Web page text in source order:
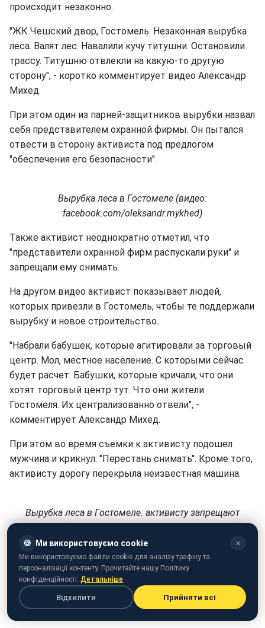
происходит незаконно.
"ЖК Чешский двор, Гостомель. Незаконная вырубка
леса. Валят лес. Навалили кучу титушни. Остановили
трассу. Титушню отвлекли на какую-то другую
сторону", - коротко комментирует видео Александр
Михед.
При этом один из парней-защитников вырубки назвал
себя представителем охранной фирмы. Он пытался
отвести в сторону активиста под предлогом
"обеспечения его безопасности".
Вырубка леса в Гостомеле (видео:
facebook.com/oleksandr.mykhed)
Также активист неоднократно отметил, что
"представители охранной фирм распускали руки" и
запрещали ему снимать.
На другом видео активист показывает людей,
которых привезли в Гостомель, чтобы те поддержали
вырубку и новое строительство.
"Набрали бабушек, которые агитировали за торговый
центр. Мол, местное население. С которыми сейчас
будет расчет. Бабушки, которые кричали, что они
хотят торговый центр тут. Что они жители
Гостомеля. Их централизованно отвели", -
комментирует Александр Михед.
При этом во время съемки к активисту подошел
мужчина и крикнул: "Перестань снимать". Кроме того,
активисту дорогу перекрыла неизвестная машина.
Вырубка леса в Гостомеле: активисту запрещают
Напомним, ранее STYLER писал, как
с Украины
целыми эшелонами вывозят лес . В сети даже
появилось соответствующее видео.
🍪 Ми використовуємо cookie ✕
Ми використовуємо файли cookie для аналізу трафіку та
персоналізації контенту. Прочитайте нашу Політику
конфіденційності. Детальніше
Відхилити Прийняти всі